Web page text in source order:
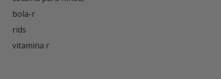
bola-r
rids
vitamina r